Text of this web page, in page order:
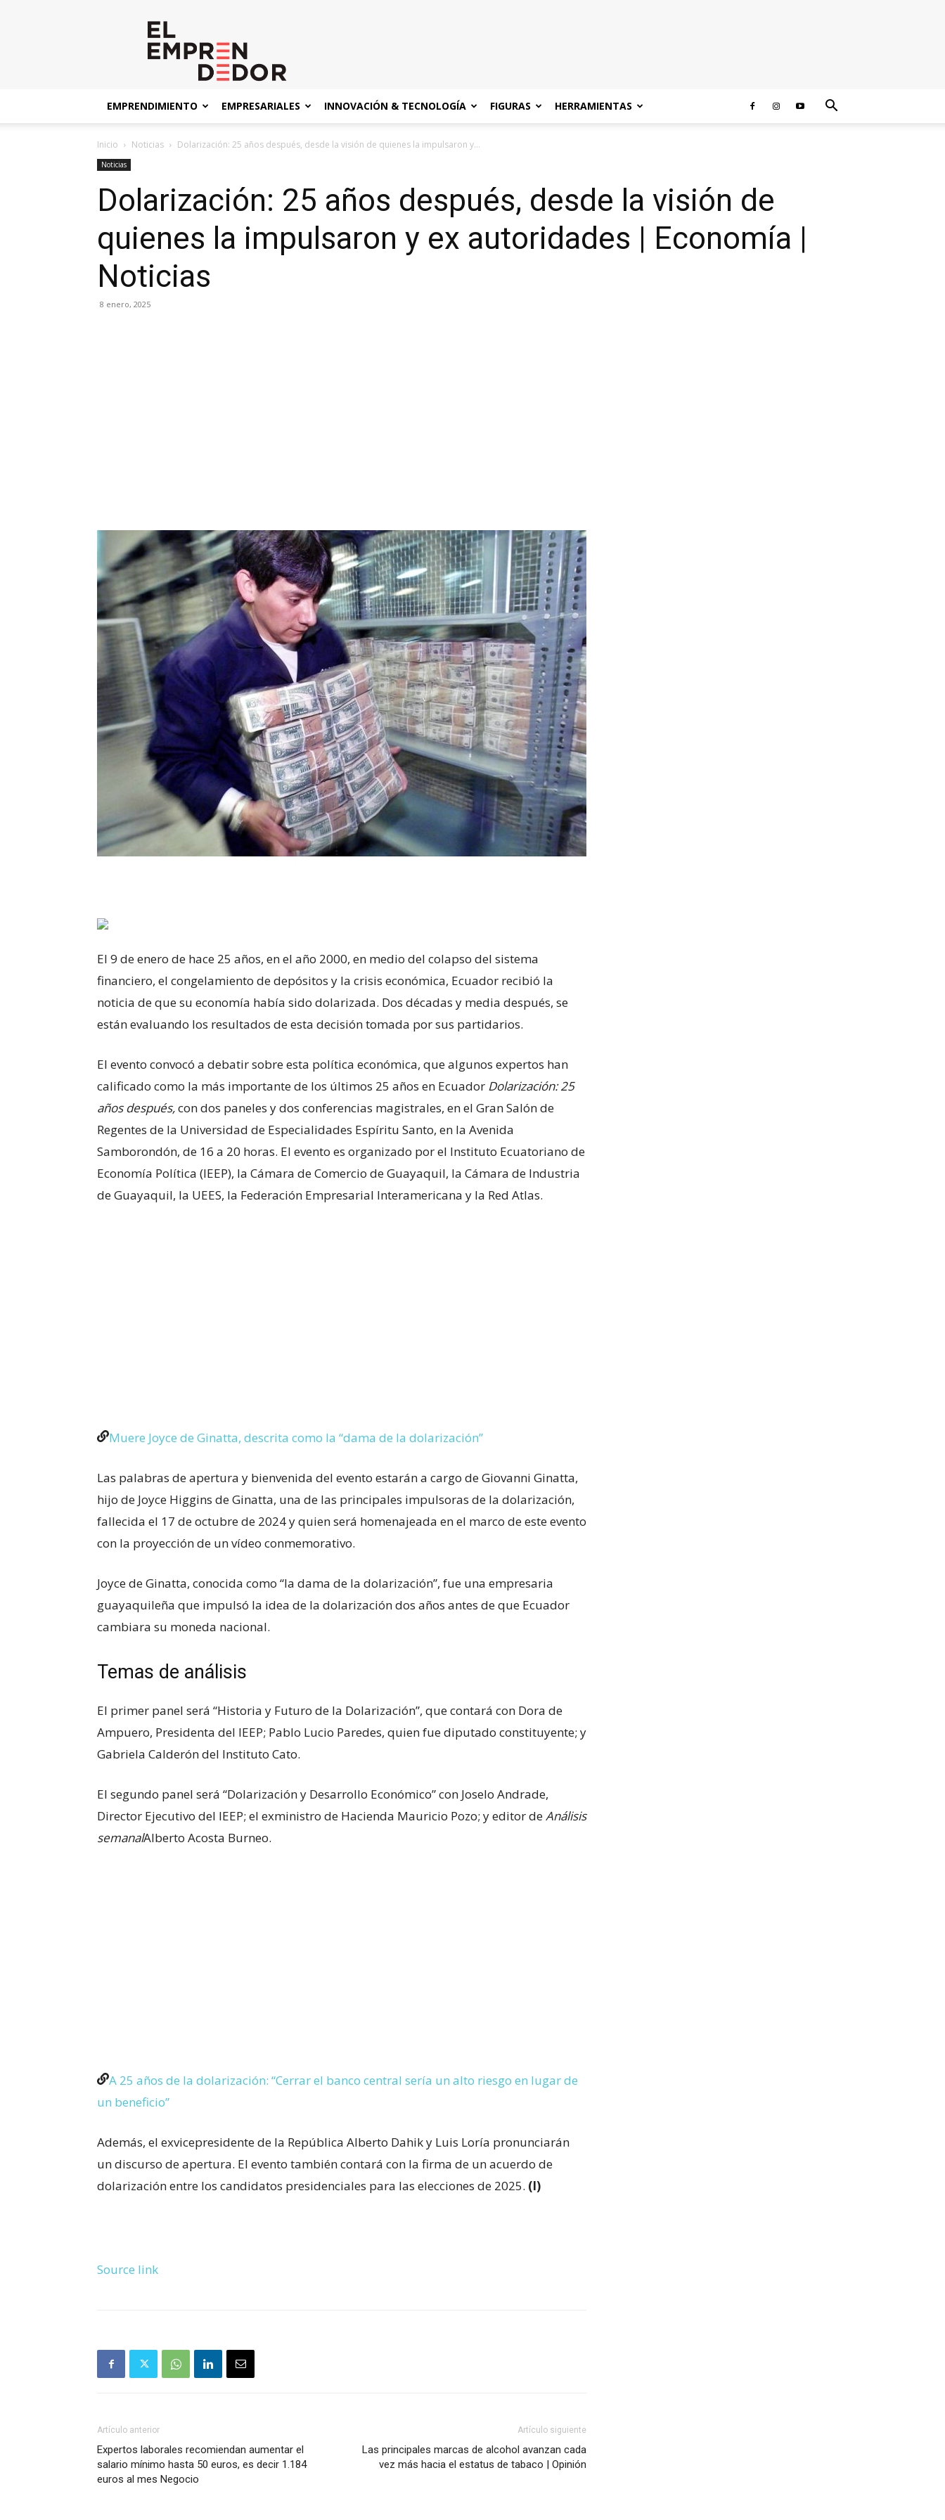
Emprendedor
EMPRENDIMIENTO EMPRESARIALES INNOVACIÓN & TECNOLOGÍA FIGURAS HERRAMIENTAS
Inicio Noticias Dolarización: 25 años después, desde la visión de quienes la impulsaron y...
Noticias
Dolarización: 25 años después, desde la visión de
quienes la impulsaron y ex autoridades | Economía |
Noticias
8 enero, 2025
El 9 de enero de hace 25 años, en el año 2000, en medio del colapso del sistema
financiero, el congelamiento de depósitos y la crisis económica, Ecuador recibió la
noticia de que su economía había sido dolarizada. Dos décadas y media después, se
están evaluando los resultados de esta decisión tomada por sus partidarios.
El evento convocó a debatir sobre esta política económica, que algunos expertos han
calificado como la más importante de los últimos 25 años en Ecuador Dolarización: 25
años después,con dos paneles y dos conferencias magistrales, en el Gran Salón de
Regentes de la Universidad de Especialidades Espíritu Santo, en la Avenida
Samborondón, de 16 a 20 horas. El evento es organizado por el Instituto Ecuatoriano de
Economía Política (IEEP), la Cámara de Comercio de Guayaquil, la Cámara de Industria
de Guayaquil, la UEES, la Federación Empresarial Interamericana y la Red Atlas.
Muere Joyce de Ginatta, descrita como la “dama de la dolarización”
Las palabras de apertura y bienvenida del evento estarán a cargo de Giovanni Ginatta,
hijo de Joyce Higgins de Ginatta, una de las principales impulsoras de la dolarización,
fallecida el 17 de octubre de 2024 y quien será homenajeada en el marco de este evento
con la proyección de un vídeo conmemorativo.
Joyce de Ginatta, conocida como “la dama de la dolarización”, fue una empresaria
guayaquileña que impulsó la idea de la dolarización dos años antes de que Ecuador
cambiara su moneda nacional.
Temas de análisis
El primer panel será “Historia y Futuro de la Dolarización”, que contará con Dora de
Ampuero, Presidenta del IEEP; Pablo Lucio Paredes, quien fue diputado constituyente; y
Gabriela Calderón del Instituto Cato.
El segundo panel será “Dolarización y Desarrollo Económico” con Joselo Andrade,
Director Ejecutivo del IEEP; el exministro de Hacienda Mauricio Pozo; y editor deAnálisis
semanalAlberto Acosta Burneo.
A 25 años de la dolarización: “Cerrar el banco central sería un alto riesgo en lugar de
un beneficio”
Además, el exvicepresidente de la República Alberto Dahik y Luis Loría pronunciarán
un discurso de apertura. El evento también contará con la firma de un acuerdo de
dolarización entre los candidatos presidenciales para las elecciones de 2025. (I)
Source link
Artículo anterior
Expertos laborales recomiendan aumentar el
salario mínimo hasta 50 euros, es decir 1.184
euros al mes Negocio
Artículo siguiente
Las principales marcas de alcohol avanzan cada
vez más hacia el estatus de tabaco | Opinión